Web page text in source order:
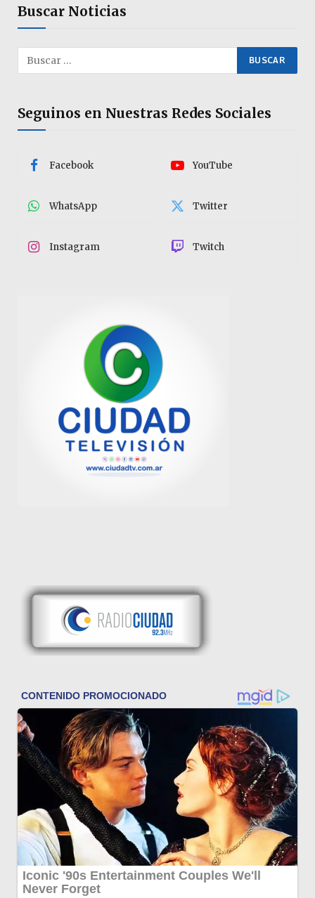
Buscar Noticias
Seguinos en Nuestras Redes Sociales
Facebook YouTube
WhatsApp Twitter
Instagram Twitch